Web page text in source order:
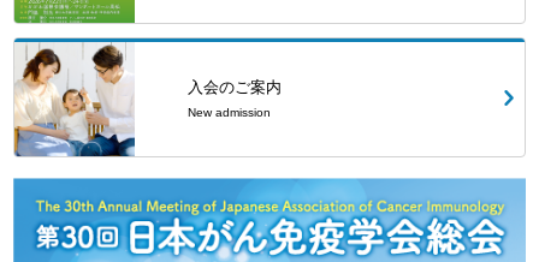
入会のご案内
New admission